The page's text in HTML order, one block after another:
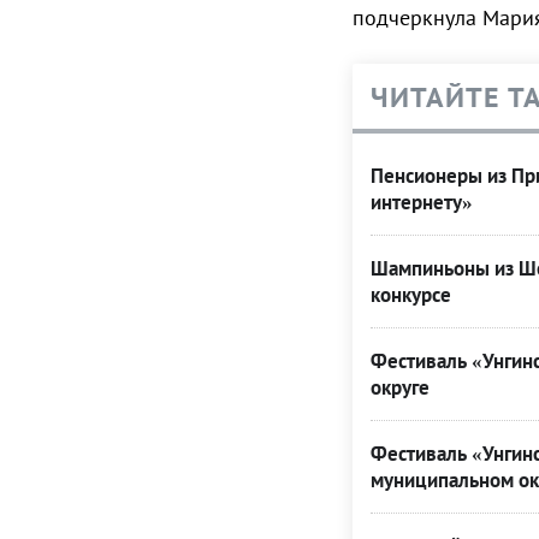
подчеркнула
ЧИТАЙТЕ
Пенсионеры из
интернету»
Шампиньоны из
конкурсе
Фестиваль
округе
Фестиваль
муниципальном